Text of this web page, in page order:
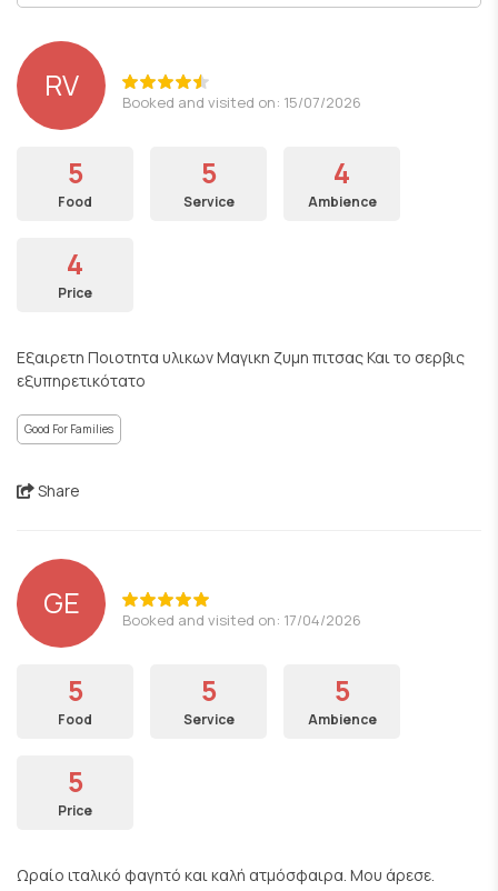
RV Booked and visited on: 15/07/2026
5
Food
5
Service
4
Ambience
4
Price
Εξαιρετη Ποιοτητα υλικων Μαγικη ζυμη πιτσας Και το σερβις
εξυπηρετικότατο
Good For Families
Share
GE Booked and visited on: 17/04/2026
5
Food
5
Service
5
Ambience
5
Price
Ωραίο ιταλικό φαγητό και καλή ατμόσφαιρα. Μου άρεσε.